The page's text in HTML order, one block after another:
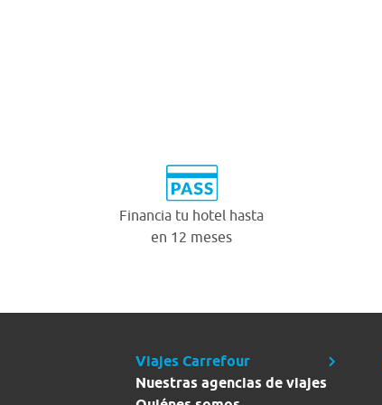
Financia tu hotel hasta
en 12 meses
Viajes Carrefour
Nuestras agencias de viajes